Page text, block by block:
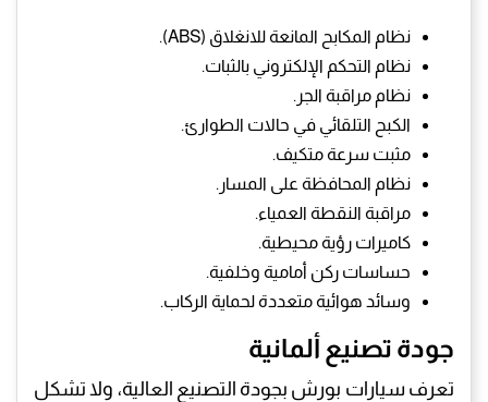
نظام المكابح المانعة للانغلاق (ABS).
نظام التحكم الإلكتروني بالثبات.
نظام مراقبة الجر.
الكبح التلقائي في حالات الطوارئ.
مثبت سرعة متكيف.
نظام المحافظة على المسار.
مراقبة النقطة العمياء.
كاميرات رؤية محيطية.
حساسات ركن أمامية وخلفية.
وسائد هوائية متعددة لحماية الركاب.
جودة تصنيع ألمانية
تعرف سيارات بورش بجودة التصنيع العالية، ولا تشكل